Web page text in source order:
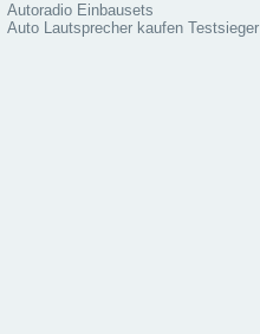
Autoradio Einbausets
Auto Lautsprecher kaufen Testsieger